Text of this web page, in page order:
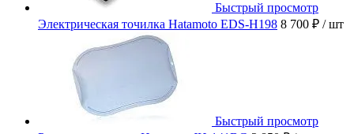
Быстрый просмотр
Электрическая точилка Hatamoto EDS-H198 8 700 ₽ / шт
Быстрый просмотр